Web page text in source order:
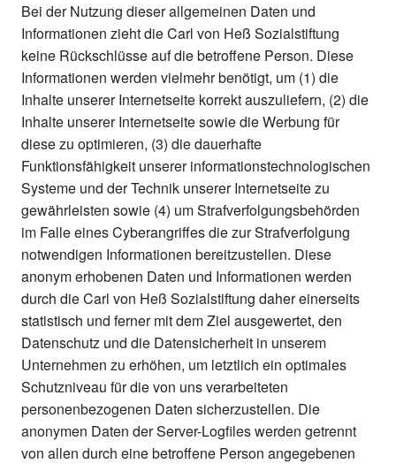
Bei der Nutzung dieser allgemeinen Daten und
Informationen zieht die Carl von Heß Sozialstiftung
keine Rückschlüsse auf die betroffene Person. Diese
Informationen werden vielmehr benötigt, um (1) die
Inhalte unserer Internetseite korrekt auszuliefern, (2) die
Inhalte unserer Internetseite sowie die Werbung für
diese zu optimieren, (3) die dauerhafte
Funktionsfähigkeit unserer informationstechnologischen
Systeme und der Technik unserer Internetseite zu
gewährleisten sowie (4) um Strafverfolgungsbehörden
im Falle eines Cyberangriffes die zur Strafverfolgung
notwendigen Informationen bereitzustellen. Diese
anonym erhobenen Daten und Informationen werden
durch die Carl von Heß Sozialstiftung daher einerseits
statistisch und ferner mit dem Ziel ausgewertet, den
Datenschutz und die Datensicherheit in unserem
Unternehmen zu erhöhen, um letztlich ein optimales
Schutzniveau für die von uns verarbeiteten
personenbezogenen Daten sicherzustellen. Die
anonymen Daten der Server-Logfiles werden getrennt
von allen durch eine betroffene Person angegebenen